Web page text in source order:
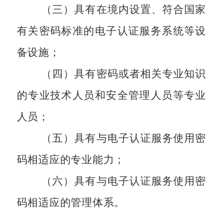
（三）具有在境内设置、符合国家
有关密码标准的电子认证服务系统等设
备设施；
（四）具有密码或者相关专业知识
的专业技术人员和安全管理人员等专业
人员；
（五）具有与电子认证服务使用密
码相适应的专业能力；
（六）具有与电子认证服务使用密
码相适应的管理体系。